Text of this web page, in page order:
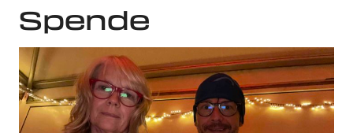
Spende